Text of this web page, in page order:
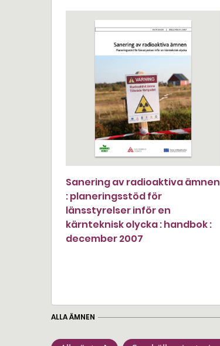
Sanering av radioaktiva ämnen
: planeringsstöd för
länsstyrelser inför en
kärnteknisk olycka : handbok :
december 2007
ALLA ÄMNEN